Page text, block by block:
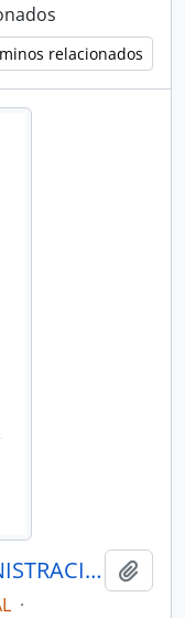
relacionados
ACTAS CONSEJO DE ADMINISTRACIÓN LEGISLATIVA CAL-2009-2011
·